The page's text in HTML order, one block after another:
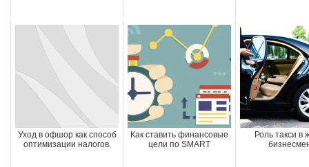
Уход в офшор как способ
оптимизации налогов.
Как ставить финансовые
цели по SMART
Роль такси в